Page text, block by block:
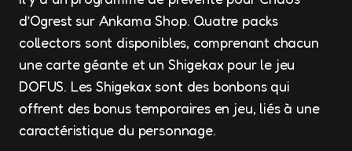
d’Ogrest sur Ankama Shop. Quatre packs
collectors sont disponibles, comprenant chacun
une carte géante et un Shigekax pour le jeu
DOFUS. Les Shigekax sont des bonbons qui
offrent des bonus temporaires en jeu, liés à une
caractéristique du personnage.